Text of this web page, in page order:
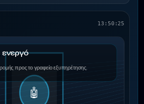
13:50:26
προς το γραφείο εξυπηρέτησης.